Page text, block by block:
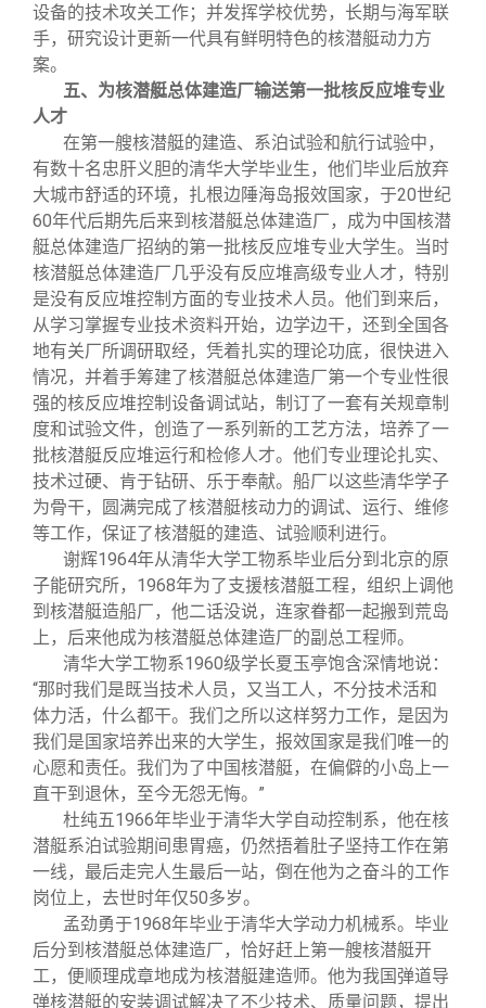
设备的技术攻关工作；并发挥学校优势，长期与海军联
手，研究设计更新一代具有鲜明特色的核潜艇动力方
案。
五、为核潜艇总体建造厂输送第一批核反应堆专业
人才
在第一艘核潜艇的建造、系泊试验和航行试验中，
有数十名忠肝义胆的清华大学毕业生，他们毕业后放弃
大城市舒适的环境，扎根边陲海岛报效国家，于20世纪
60年代后期先后来到核潜艇总体建造厂，成为中国核潜
艇总体建造厂招纳的第一批核反应堆专业大学生。当时
核潜艇总体建造厂几乎没有反应堆高级专业人才，特别
是没有反应堆控制方面的专业技术人员。他们到来后，
从学习掌握专业技术资料开始，边学边干，还到全国各
地有关厂所调研取经，凭着扎实的理论功底，很快进入
情况，并着手筹建了核潜艇总体建造厂第一个专业性很
强的核反应堆控制设备调试站，制订了一套有关规章制
度和试验文件，创造了一系列新的工艺方法，培养了一
批核潜艇反应堆运行和检修人才。他们专业理论扎实、
技术过硬、肯于钻研、乐于奉献。船厂以这些清华学子
为骨干，圆满完成了核潜艇核动力的调试、运行、维修
等工作，保证了核潜艇的建造、试验顺利进行。
谢辉1964年从清华大学工物系毕业后分到北京的原
子能研究所，1968年为了支援核潜艇工程，组织上调他
到核潜艇造船厂，他二话没说，连家眷都一起搬到荒岛
上，后来他成为核潜艇总体建造厂的副总工程师。
清华大学工物系1960级学长夏玉亭饱含深情地说：
“那时我们是既当技术人员，又当工人，不分技术活和
体力活，什么都干。我们之所以这样努力工作，是因为
我们是国家培养出来的大学生，报效国家是我们唯一的
心愿和责任。我们为了中国核潜艇，在偏僻的小岛上一
直干到退休，至今无怨无悔。”
杜纯五1966年毕业于清华大学自动控制系，他在核
潜艇系泊试验期间患胃癌，仍然捂着肚子坚持工作在第
一线，最后走完人生最后一站，倒在他为之奋斗的工作
岗位上，去世时年仅50多岁。
孟劲勇于1968年毕业于清华大学动力机械系。毕业
后分到核潜艇总体建造厂，恰好赶上第一艘核潜艇开
工，便顺理成章地成为核潜艇建造师。他为我国弹道导
弹核潜艇的安装调试解决了不少技术、质量问题，提出